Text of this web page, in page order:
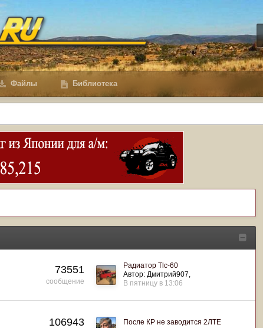
Файлы Библиотека
73551
сообщение
Радиатор Tlc-60
Автор: Дмитрий907
В пятницу в 13:06
106943
После КР не заводится 2ЛТЕ